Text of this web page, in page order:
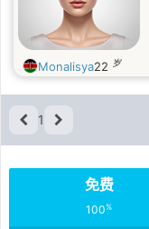
Monalisya22 岁
1
免费
100%